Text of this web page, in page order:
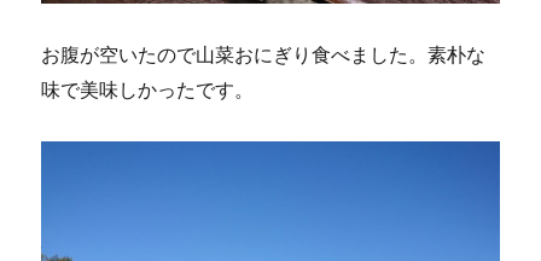
お腹が空いたので山菜おにぎり食べました。素朴な
味で美味しかったです。